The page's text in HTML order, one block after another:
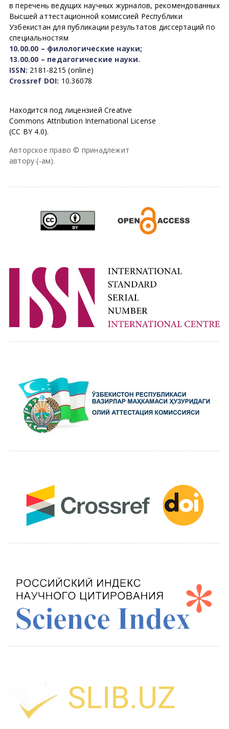
в перечень ведущих научных журналов, рекомендованных
Высшей аттестационной комиссией Республики
Узбекистан для публикации результатов диссертаций по
специальностям
10.00.00 – филологические науки;
13.00.00 – педагогические науки.
ISSN: 2181-8215 (online)
Crossref DOI: 10.36078
Находится под лицензией Creative
Commons Attribution International License
(CC BY 4.0).
Авторское право © принадлежит
автору (-ам).